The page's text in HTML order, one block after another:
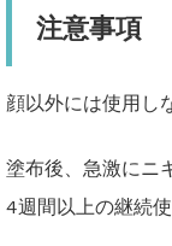
注意事項
顔以外には使用し
塗布後、急激にニ
4週間以上の継続